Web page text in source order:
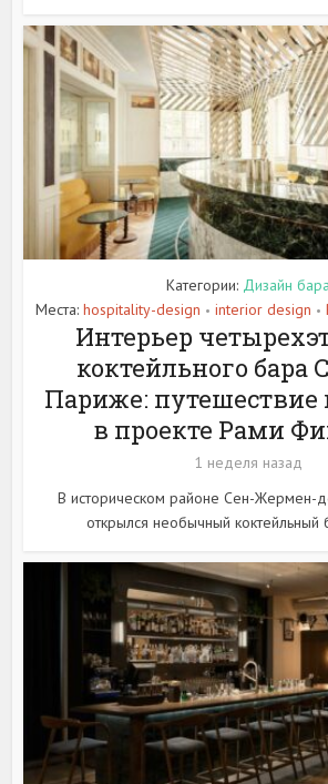
Категории: Дизайн бара
Места: hospitality-design • interior design •
Интерьер
коктейльного бара
Париже: путешествие
в проекте Рами
1 неделя назад
В историческом районе Сен-Жермен-
открылся необычный коктейльный